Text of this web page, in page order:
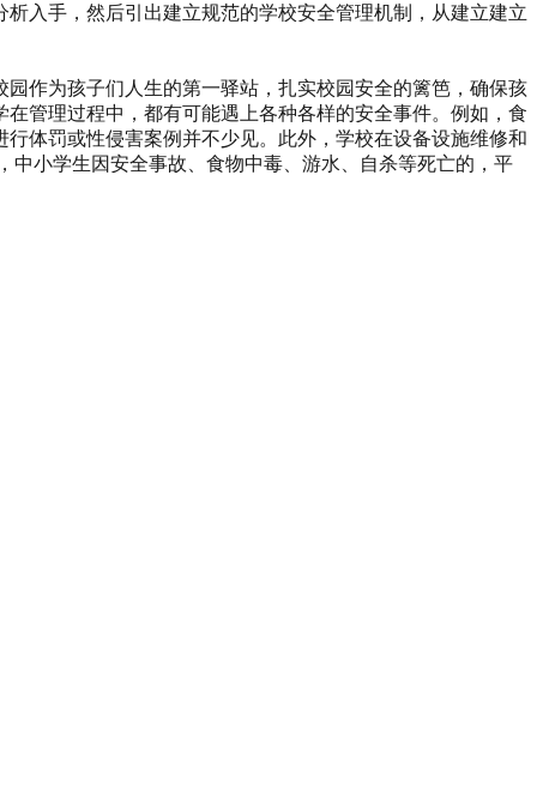
入手，然后引出建立规范的学校安全管理机制，从建立建立
作为孩子们人生的第一驿站，扎实校园安全的篱笆，确保孩
管理过程中，都有可能遇上各种各样的安全事件。例如，食
体罚或性侵害案例并不少见。此外，学校在设备设施维修和
中小学生因安全事故、食物中毒、游水、自杀等死亡的，平